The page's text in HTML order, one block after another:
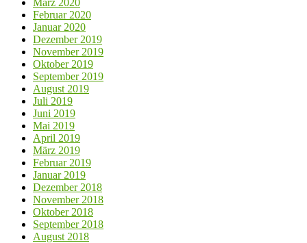
Februar 2020
Januar 2020
Dezember 2019
November 2019
Oktober 2019
September 2019
August 2019
Juli 2019
Juni 2019
Mai 2019
April 2019
März 2019
Februar 2019
Januar 2019
Dezember 2018
November 2018
Oktober 2018
September 2018
August 2018